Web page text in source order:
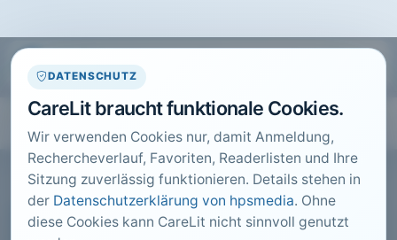
DATENSCHUTZ
CareLit braucht funktionale Cookies.
Wir verwenden Cookies nur, damit Anmeldung,
Rechercheverlauf, Favoriten, Readerlisten und Ihre
Sitzung zuverlässig funktionieren. Details stehen in
der Datenschutzerklärung von hpsmedia. Ohne
diese Cookies kann CareLit nicht sinnvoll genutzt